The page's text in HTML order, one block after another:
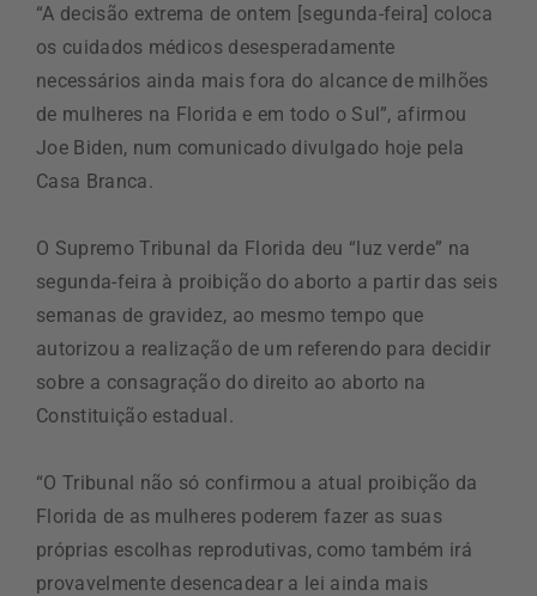
“A decisão extrema de ontem [segunda-feira] coloca
os cuidados médicos desesperadamente
necessários ainda mais fora do alcance de milhões
de mulheres na Florida e em todo o Sul”, afirmou
Joe Biden, num comunicado divulgado hoje pela
Casa Branca.
O Supremo Tribunal da Florida deu “luz verde” na
segunda-feira à proibição do aborto a partir das seis
semanas de gravidez, ao mesmo tempo que
autorizou a realização de um referendo para decidir
sobre a consagração do direito ao aborto na
Constituição estadual.
“O Tribunal não só confirmou a atual proibição da
Florida de as mulheres poderem fazer as suas
próprias escolhas reprodutivas, como também irá
provavelmente desencadear a lei ainda mais